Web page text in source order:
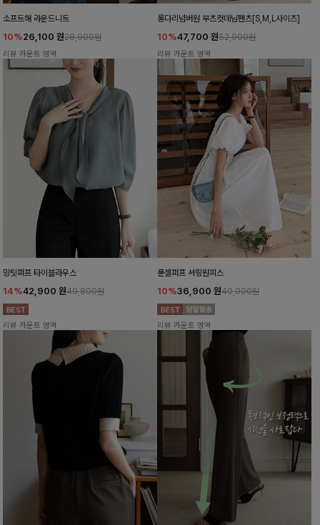
소프트해 라운드니트
10%26,100 원28,900원
리뷰 카운트 영역
롱다리넘버원 부츠컷데님팬츠[S,M,L사이즈]
10%47,700 원52,900원
리뷰 카운트 영역
밍팃퍼프 타이블라우스
14%42,900 원49,800원
리뷰 카운트 영역
룬셀퍼프 셔링원피스
10%36,900 원40,900원
리뷰 카운트 영역